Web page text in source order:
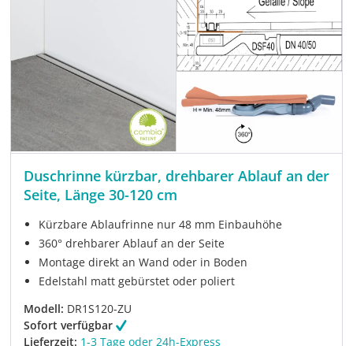
Duschrinne kürzbar, drehbarer Ablauf an der
Seite, Länge 30-120 cm
Kürzbare Ablaufrinne nur 48 mm Einbauhöhe
360° drehbarer Ablauf an der Seite
Montage direkt an Wand oder in Boden
Edelstahl matt gebürstet oder poliert
Modell: DR1S120-ZU
Sofort verfügbar
Lieferzeit: 1-3 Tage oder 24h-Express